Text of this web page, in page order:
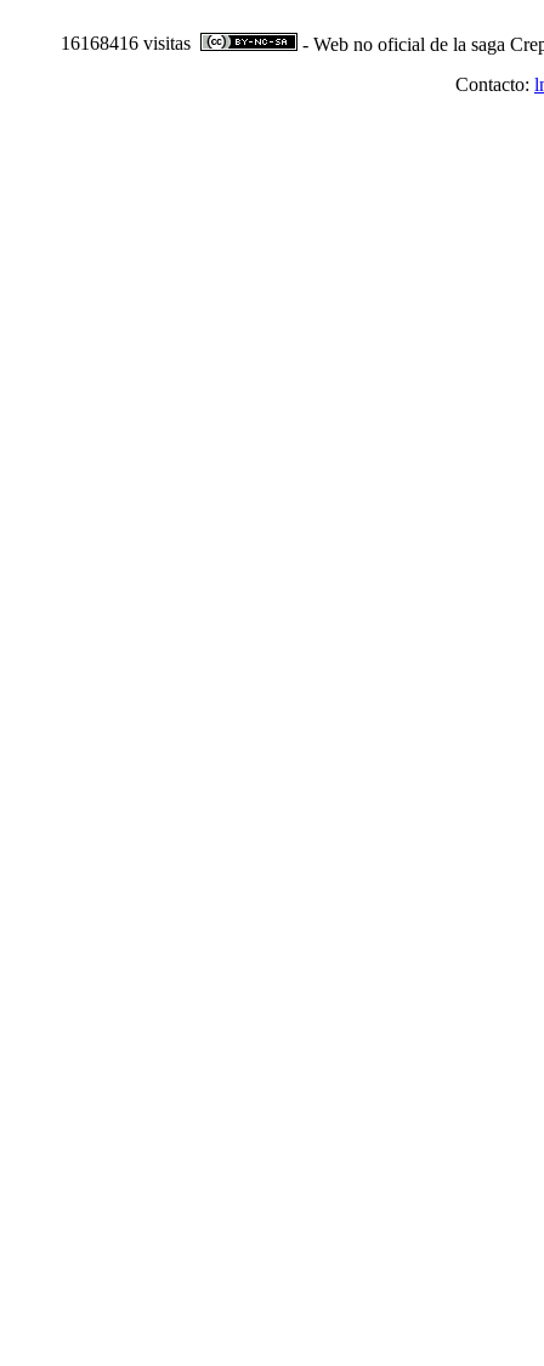
16168416 visitas
- Web no oficial de la saga
Contacto: